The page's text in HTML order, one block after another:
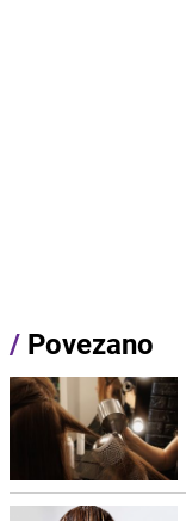
/ Povezano